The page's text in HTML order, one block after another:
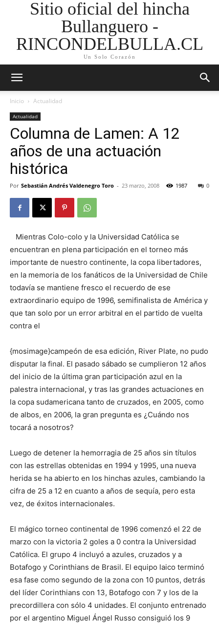
Sitio oficial del hincha
Bullanguero -
RINCONDELBULLA.CL
Un Solo Corazón
Inicio Actualidad
Actualidad
Columna de Lamen: A 12
años de una actuación
histórica
Por Sebastián Andrés Valdenegro Toro - 23 marzo, 2008 0
1987
Mientras Colo-colo y la Universidad Católica se
encuentran en plena participación en el torneo más
importante de nuestro continente, la copa libertadores,
en la memoria de los fanáticos de la Universidad de Chile
todavía se mantiene fresco el recuerdo de ese
extraordinario equipo de 1996, semifinalista de América y
que tan solo por un error arbitral en el partido de vuelta
contra el
{mosimage}campeón de esa edición, River Plate, no pudo
disputar la final. El pasado sábado se cumplieron 12 años
del inicio de la última gran participación azul en la
palestra internacional, y tras las grandes actuaciones en
la copa sudamericana tanto de cruzados, en 2005, como
de albos, en 2006, la gran pregunta es ¿Cuándo nos
tocará a nosotros?
Luego de detener la hemorragia de 25 años sin títulos
con las estrellas obtenidas en 1994 y 1995, una nueva
herida se ha abierto en los hinchas azules, cambiando la
cifra de 25 a 12 en cuanto a años de sequía, pero esta
vez, de éxitos internacionales.
El mágico torneo continental de 1996 comenzó el 22 de
marzo con la victoria 2 goles a 0 contra la Universidad
Católica. El grupo 4 incluyó a azules, cruzados y a
Botafogo y Corinthians de Brasil. El equipo laico terminó
esa fase como segundo de la zona con 10 puntos, detrás
del líder Corinthians con 13, Botafogo con 7 y los de la
precordillera con sólo 4 unidades. El conjunto entrenado
por el argentino Miguel Ángel Russo consiguió los 9